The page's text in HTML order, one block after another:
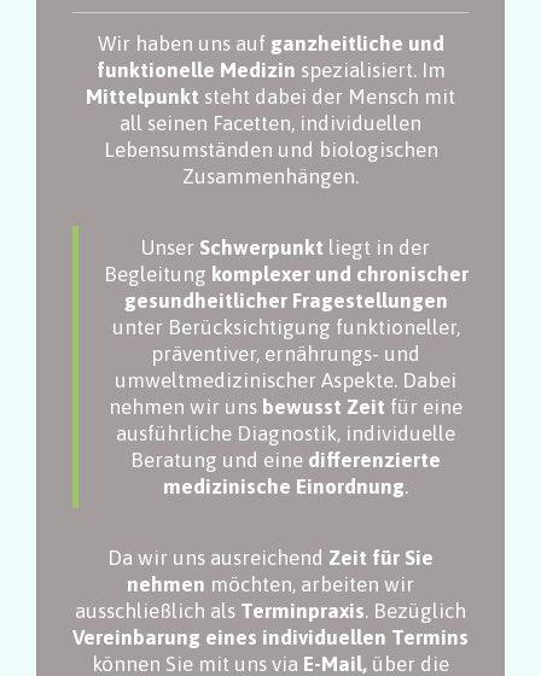
Wir haben uns auf ganzheitliche und
funktionelle Medizin spezialisiert. Im
Mittelpunkt steht dabei der Mensch mit
all seinen Facetten, individuellen
Lebensumständen und biologischen
Zusammenhängen.
Unser Schwerpunkt liegt in der
Begleitung komplexer und chronischer
gesundheitlicher Fragestellungen
unter Berücksichtigung funktioneller,
präventiver, ernährungs- und
umweltmedizinischer Aspekte. Dabei
nehmen wir uns bewusst Zeit für eine
ausführliche Diagnostik, individuelle
Beratung und eine differenzierte
medizinische Einordnung.
Da wir uns ausreichend Zeit für Sie
nehmen möchten, arbeiten wir
ausschließlich als Terminpraxis. Bezüglich
Vereinbarung eines individuellen Termins
können Sie mit uns via E-Mail, über die